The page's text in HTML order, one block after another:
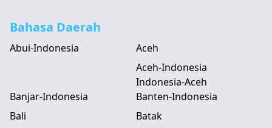
Bahasa Daerah
Abui-Indonesia
Aceh
Aceh-Indonesia
Indonesia-Aceh
Banjar-Indonesia
Banten-Indonesia
Bali
Batak